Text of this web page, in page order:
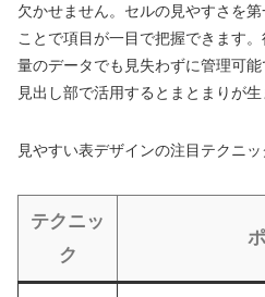
欠かせません。セルの見やすさを
ことで項目が一目で把握できます
量のデータでも見失わずに管理可
見出し部で活用するとまとまりが生
見やすい表デザインの注目テクニッ
テクニッ
ク